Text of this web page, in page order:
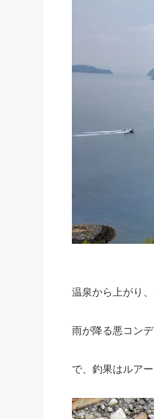
温泉から上がり
雨が降る悪コン
で、釣果はルア